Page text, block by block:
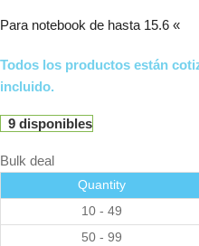
Para notebook de hasta 15.6 «
Todos los productos están
incluido.
9 disponibles
Bulk deal
Quantity
10 - 49
50 - 99